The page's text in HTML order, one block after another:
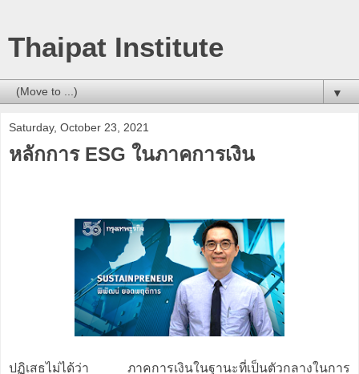
Thaipat Institute
▼
Saturday, October 23, 2021
หลักการ ESG ในภาคการเงิน
ปฏิเสธไม่ได้ว่า ภาคการเงินในฐานะที่เป็นตัวกลางในการ